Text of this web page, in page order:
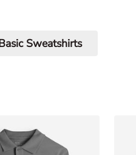
Sweatshirts